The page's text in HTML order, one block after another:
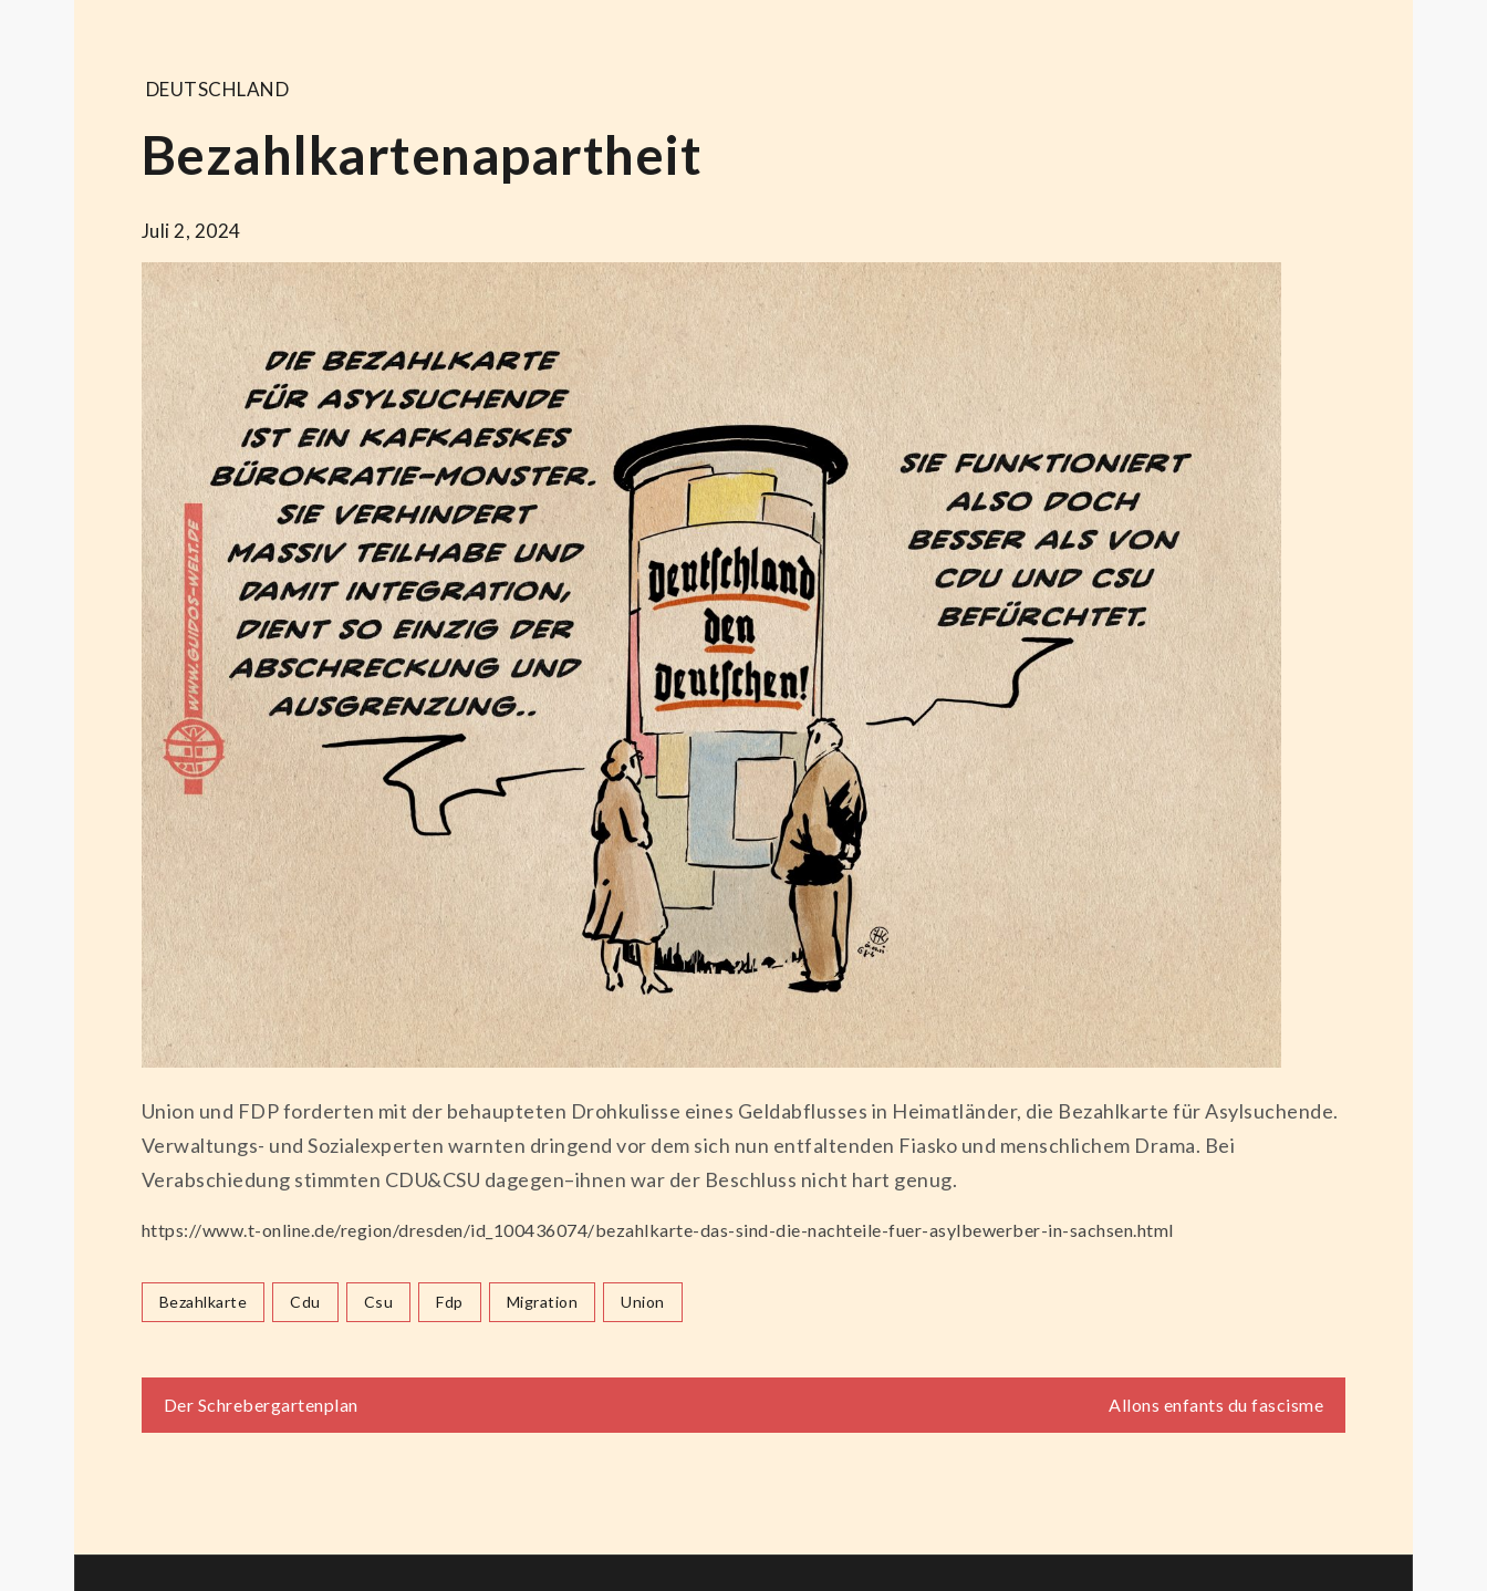
DEUTSCHLAND
Bezahlkartenapartheit
Juli 2, 2024
Union und FDP forderten mit der behaupteten Drohkulisse eines Geldabflusses in Heimatländer, die Bezahlkarte für Asylsuchende.
Verwaltungs- und Sozialexperten warnten dringend vor dem sich nun entfaltenden Fiasko und menschlichem Drama. Bei
Verabschiedung stimmten CDU&CSU dagegen–ihnen war der Beschluss nicht hart genug.
https://www.t-online.de/region/dresden/id_100436074/bezahlkarte-das-sind-die-nachteile-fuer-asylbewerber-in-sachsen.html
Bezahlkarte Cdu Csu Fdp Migration Union
Beitragsnavigation
Der Schrebergartenplan Allons enfants du fascisme